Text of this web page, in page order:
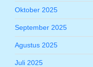
Oktober 2025
September 2025
Agustus 2025
Juli 2025